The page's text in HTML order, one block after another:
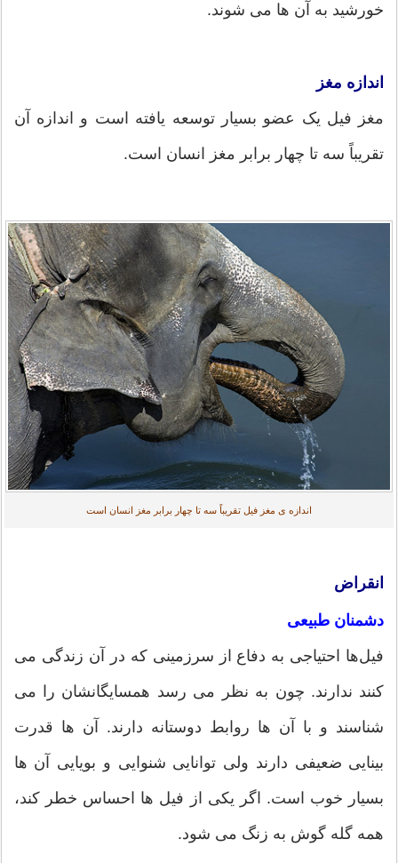
خورشید به آن ها می شوند.
اندازه مغز
مغز فیل یک عضو بسیار توسعه یافته است و اندازه آن
تقریباً سه تا چهار برابر مغز انسان است.
اندازه ی مغز فیل تقریباً سه تا چهار برابر مغز انسان است
انقراض
دشمنان طبیعی
فیل‌ها احتیاجی به دفاع از سرزمینی که در آن زندگی می
کنند ندارند. چون به نظر می رسد همسایگانشان را می
شناسند و با آن ها روابط دوستانه دارند. آن ها قدرت
بینایی ضعیفی دارند ولی توانایی شنوایی و بویایی آن ها
بسیار خوب است. اگر یکی از فیل ها احساس خطر کند،
همه گله گوش به زنگ می شود.